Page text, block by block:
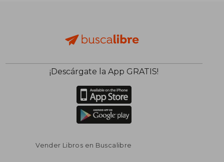
$ 56.065
¡Descárgate la App GRATIS!
Vender Libros en Buscalibre